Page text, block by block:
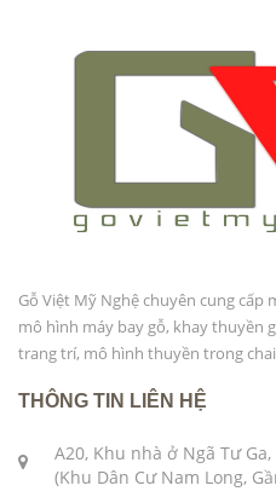
Gỗ Việt Mỹ Nghệ chuyên cung
mô hình máy bay gỗ, khay thuyền
trang trí, mô hình thuyền trong
THÔNG TIN LIÊN HỆ
A20, Khu nhà ở Ngã Tư
(Khu Dân Cư Nam Long,